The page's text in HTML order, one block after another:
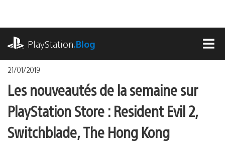
contenu
PlayStation.Blog
21/01/2019
Les nouveautés de la semaine sur
PlayStation Store : Resident Evil 2,
Switchblade, The Hong Kong